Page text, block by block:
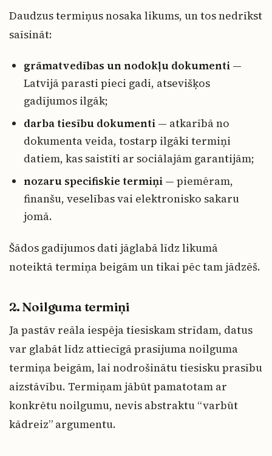
Daudzus termiņus nosaka likums, un tos nedrīkst
saīsināt:
grāmatvedības un nodokļu dokumenti —
Latvijā parasti pieci gadi, atsevišķos
gadījumos ilgāk;
darba tiesību dokumenti — atkarībā no
dokumenta veida, tostarp ilgāki termiņi
datiem, kas saistīti ar sociālajām garantijām;
nozaru specifiskie termiņi — piemēram,
finanšu, veselības vai elektronisko sakaru
jomā.
Šādos gadījumos dati jāglabā līdz likumā
noteiktā termiņa beigām un tikai pēc tam jādzēš.
2. Noilguma termiņi
Ja pastāv reāla iespēja tiesiskam strīdam, datus
var glabāt līdz attiecīgā prasījuma noilguma
termiņa beigām, lai nodrošinātu tiesisku prasību
aizstāvību. Termiņam jābūt pamatotam ar
konkrētu noilgumu, nevis abstraktu “varbūt
kādreiz” argumentu.